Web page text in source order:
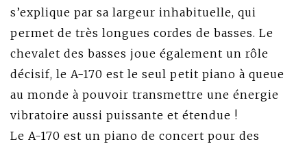
s’explique par sa largeur inhabituelle, qui
permet de très longues cordes de basses. Le
chevalet des basses joue également un rôle
décisif, le A-170 est le seul petit piano à queue
au monde à pouvoir transmettre une énergie
vibratoire aussi puissante et étendue !
Le A-170 est un piano de concert pour des